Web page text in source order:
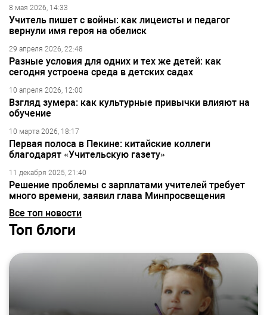
8 мая 2026, 14:33
Учитель пишет с войны: как лицеисты и педагог
вернули имя героя на обелиск
29 апреля 2026, 22:48
Разные условия для одних и тех же детей: как
сегодня устроена среда в детских садах
10 апреля 2026, 12:00
Взгляд зумера: как культурные привычки влияют на
обучение
10 марта 2026, 18:17
Первая полоса в Пекине: китайские коллеги
благодарят «Учительскую газету»
11 декабря 2025, 21:40
Решение проблемы с зарплатами учителей требует
много времени, заявил глава Минпросвещения
Все топ новости
Топ блоги